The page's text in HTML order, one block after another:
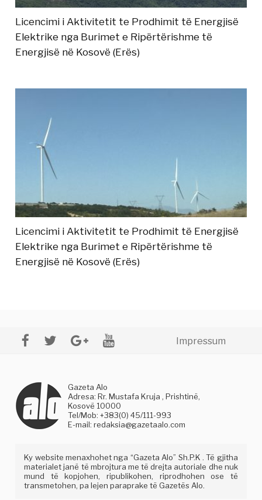
Licencimi i Aktivitetit te Prodhimit të Energjisë
Elektrike nga Burimet e Ripërtërishme të
Energjisë në Kosovë (Erës)
Licencimi i Aktivitetit te Prodhimit të Energjisë
Elektrike nga Burimet e Ripërtërishme të
Energjisë në Kosovë (Erës)
Impressum
Gazeta Alo
Adresa: Rr. Mustafa Kruja , Prishtinë,
Kosovë 10000
Tel/Mob: +383(0) 45/111-993
E-mail:redaksia@gazetaalo.com
Ky website menaxhohet nga “Gazeta Alo” Sh.P.K . Të gjitha
materialet janë të mbrojtura me të drejta autoriale dhe nuk
mund të kopjohen, ripublikohen, riprodhohen ose të
transmetohen, pa lejen paraprake të Gazetës Alo.